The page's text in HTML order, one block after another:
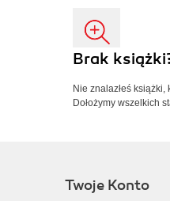
Brak
Nie znalazłeś
Dołożymy wszelkich
Twoje Konto